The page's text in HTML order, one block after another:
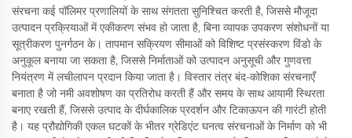
संरचना कई पॉलिमर प्रणालियों के साथ संगतता सुनिश्चित करती है, जिससे मौजूदा
उत्पादन प्रक्रियाओं में एकीकरण संभव हो जाता है, बिना व्यापक उपकरण संशोधनों या
सूत्रीकरण पुनर्गठन के। तापमान सक्रियण सीमाओं को विशिष्ट प्रसंस्करण विंडो के
अनुकूल बनाया जा सकता है, जिससे निर्माताओं को उत्पादन अनुसूची और गुणवत्ता
नियंत्रण में लचीलापन प्रदान किया जाता है। विस्तार तंत्र बंद-कोशिका संरचनाएँ
बनाता है जो नमी अवशोषण का प्रतिरोध करती हैं और समय के साथ आयामी स्थिरता
बनाए रखती हैं, जिससे उत्पाद के दीर्घकालिक प्रदर्शन और टिकाऊपन की गारंटी होती
है। यह प्रौद्योगिकी एकल घटकों के भीतर ग्रेडिएंट घनत्व संरचनाओं के निर्माण को भी